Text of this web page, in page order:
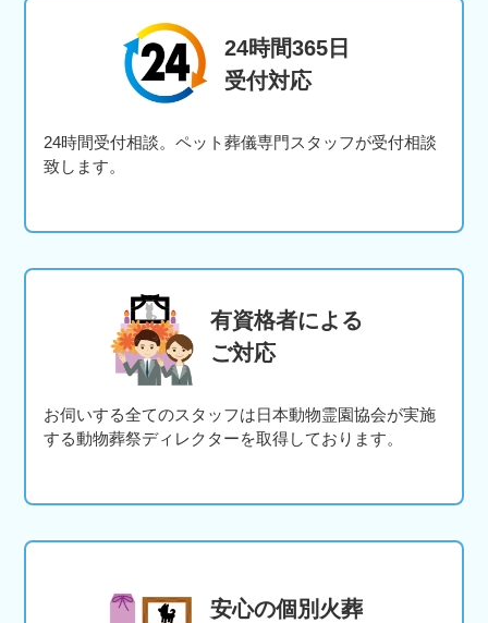
24時間365日
受付対応
24時間受付相談。ペット葬儀専門スタッフが受付相談
致します。
有資格者による
ご対応
お伺いする全てのスタッフは日本動物霊園協会が実施
する動物葬祭ディレクターを取得しております。
安心の個別火葬